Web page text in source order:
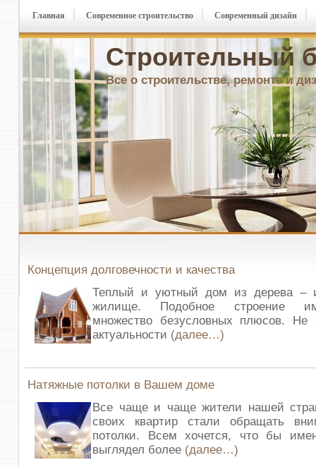
Строительный
Все о строительстве, ремонте и
Главная Современное строительство Современный дизайн
Концепция долговечности и качества
Теплый и уютный дом из дерева –
жилище. Подобное строение
множество безусловных плюсов. Не
актуальности (далее…)
Натяжные потолки в Вашем доме
Все чаще и чаще жители нашей
своих квартир стали обращать
потолки. Всем хочется, что бы
выглядел более (далее…)